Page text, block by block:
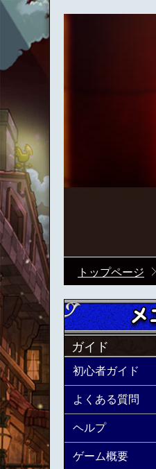
トップページ
ガイド
初心者ガイド
よくある質問
ヘルプ
ゲーム概要